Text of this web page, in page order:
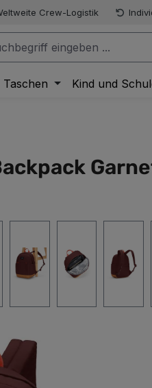
Crew-Logistik
Taschen Kind und